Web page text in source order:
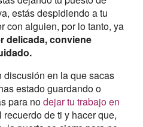
estás despidiendo a tu
con alguien, por lo tanto, ya
delicada, conviene
discusión en la que sacas
estado guardando o
para nodejar tu trabajo en
de ti y hacer que,